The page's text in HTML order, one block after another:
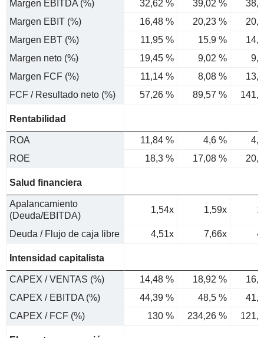
Margen EBITDA (%) 32,62 % 39,02 %
Margen EBIT (%)
16,48 % 20,23 %
Margen EBT (%)
11,95 % 15,9 %
Margen neto (%)
19,45 % 9,02 %
Margen FCF (%)
11,14 % 8,08 %
FCF / Resultado neto (%)
57,26 % 89,57 %
Rentabilidad
ROA 11,84 % 4,6 %
ROE
18,3 % 17,08 %
Salud financiera
Apalancamiento
(Deuda/EBITDA)
1,54x 1,59x
Deuda / Flujo de caja libre 4,51x 7,66x
Intensidad capitalista
CAPEX / VENTAS (%) 14,48 % 18,92 %
CAPEX / EBITDA (%)
44,39 % 48,5 %
CAPEX / FCF (%)
130 % 234,26 %